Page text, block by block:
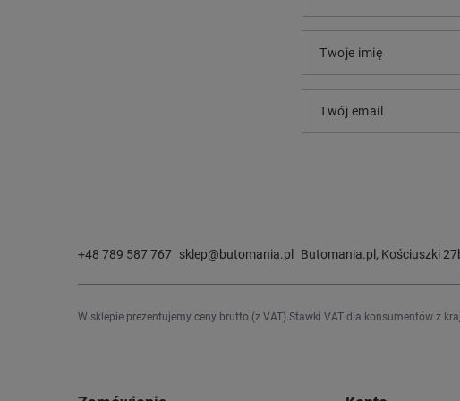
Twoje imię
Twój email
+48 789 587 767 sklep@butomania.pl Butomania.pl , Kościuszki
W sklepie prezentujemy ceny brutto (z VAT). Stawki VAT dla konsumentów z